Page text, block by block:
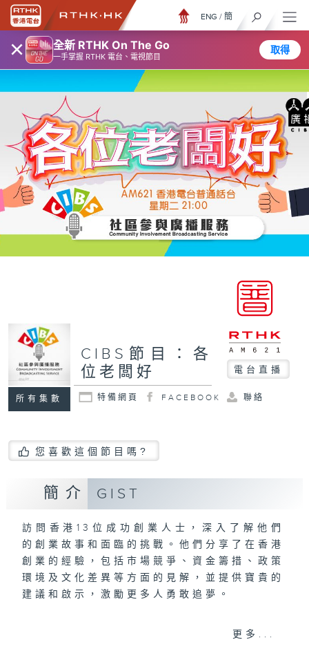
× 全新 RTHK On The Go
一手掌握 RTHK 電台、電視節目
取得
ENG / 簡
所有集數
CIBS節目：各
位老闆好
電台直播
特備網頁 FACEBOOK 聯絡
您喜歡這個節目嗎?
簡介 GIST
訪問香港13位成功創業人士，深入了解他們
的創業故事和面臨的挑戰。他們分享了在香港
創業的經驗，包括市場競爭、資金籌措、政策
環境及文化差異等方面的見解，並提供寶貴的
建議和啟示，激勵更多人勇敢追夢。
更多...